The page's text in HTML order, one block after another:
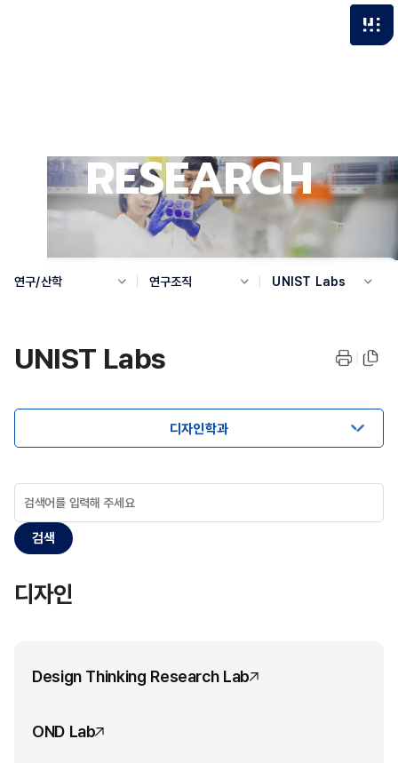
RESEARCH
연구/산학 연구조직 UNIST Labs
UNIST Labs
디자인학과
검색
디자인
Design Thinking Research Lab
OND Lab